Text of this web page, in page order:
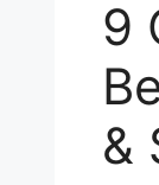
9
&